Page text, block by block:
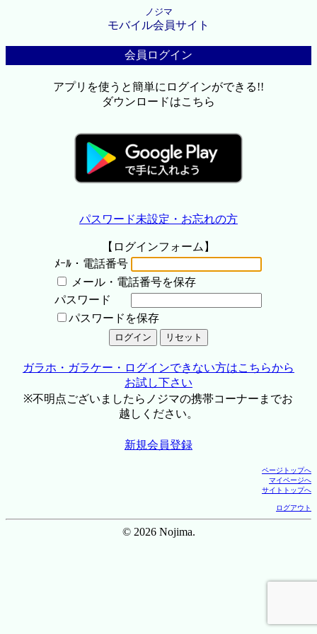
ノジマ
モバイル会員サイト
会員ログイン
アプリを使うと簡単にログインができる!!
ダウンロードはこちら
パスワード未設定・お忘れの方
【ログインフォーム】
ﾒｰﾙ・電話番号
メール・電話番号を保存
パスワード
パスワードを保存
ガラホ・ガラケー・ログインできない方はこちらから
お試し下さい
※不明点ございましたらノジマの携帯コーナーまでお
越しください。
新規会員登録
ページトップへ
マイページへ
サイトトップへ
ログアウト
© 2026 Nojima.